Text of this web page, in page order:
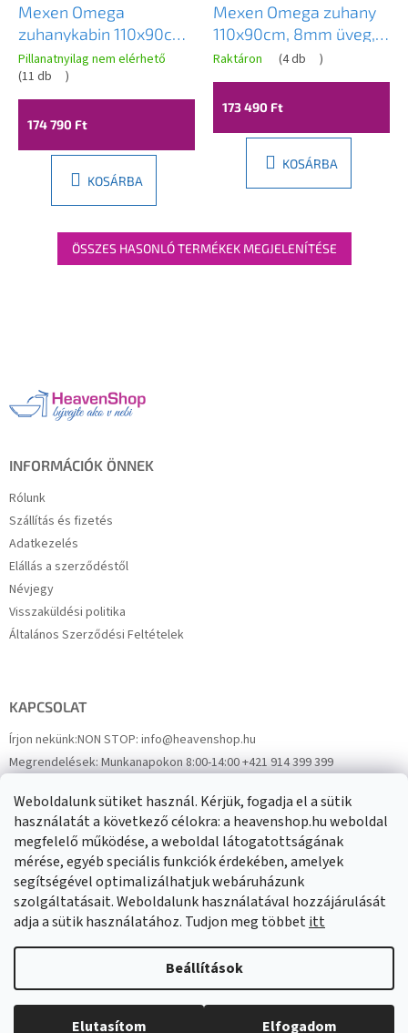
Weboldalunk sütiket használ. Kérjük, fogadja el a sütik
használatát a következő célokra: a heavenshop.hu weboldal
megfelelő működése, a weboldal látogatottságának
mérése, egyéb speciális funkciók érdekében, amelyek
segítségével optimalizálhatjuk webáruházunk
szolgáltatásait. Weboldalunk használatával hozzájárulását
adja a sütik használatához. Tudjon meg többetitt
Beállítások
Elutasítom Elfogadom
Mexen Omega
zuhanykabin 110x90cm,
8mm üveg, króm profil-
szürke üveg, 825-110-
090-01-40
Pillanatnyilag nem elérhető
(11 db )
174 790 Ft
KOSÁRBA
Mexen Omega zuhany
110x90cm, 8mm üveg,
fekete profil-átlátszó
üveg, 825-110-090-70-
00
Raktáron (4 db )
173 490 Ft
KOSÁRBA
ÖSSZES HASONLÓ TERMÉKEK MEGJELENÍTÉSE
INFORMÁCIÓK ÖNNEK
Rólunk
Szállítás és fizetés
Adatkezelés
Elállás a szerződéstől
Névjegy
Visszaküldési politika
Általános Szerződési Feltételek
KAPCSOLAT
Írjon nekünk:NON STOP: info@heavenshop.hu
Megrendelések:Munkanapokon 8:00-14:00 +421 914 399 399
FacebookHeavenShop.sk
Eredményeink